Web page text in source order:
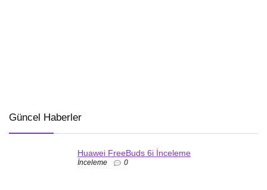
Güncel Haberler
Huawei FreeBuds 6i İnceleme
İnceleme 0